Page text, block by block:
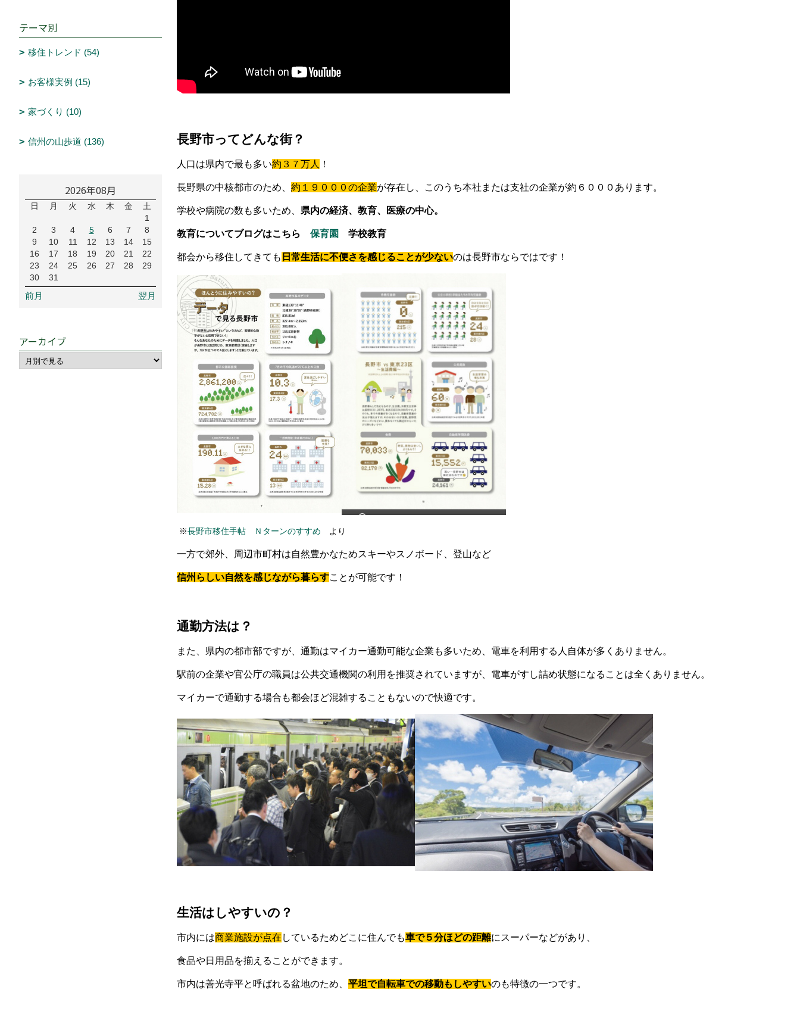
長野市ってどんな街？
人口は県内で最も多い約３７万人 ！
長野県の中核都市のため、 約１９０００の企業が存在し、このうち本社または支社の企業が約６０００あります。
学校や病院の数も多いため、 県内の経済、教育、医療の中心。
教育についてブログはこちら 保育園 学校教育
都会から移住してきても 日常生活に不便さを感じることが少ないのは長野市ならではです！
※長野市移住手帖 Ｎターンのすすめ より
一方で郊外、周辺市町村は自然豊かなためスキーやスノボード、登山など
信州らしい自然を感じながら暮らすことが可能です！
通勤方法は？
また、県内の都市部ですが、通勤はマイカー通勤可能な企業も多いため、電車を利用する人自体が多くありません。
駅前の企業や官公庁の職員は公共交通機関の利用を推奨されていますが、電車がすし詰め状態になることは全くありません。
マイカーで通勤する場合も都会ほど混雑することもないので快適です。
生活はしやすいの？
市内には商業施設が点在 しているためどこに住んでも車で５分ほどの距離にスーパーなどがあり、
食品や日用品を揃えることができます。
市内は善光寺平と呼ばれる盆地のため、 平坦で自転車での移動もしやすいのも特徴の一つです。
テーマ別
移住トレンド (54)
お客様実例 (15)
家づくり (10)
信州の山歩道 (136)
2026年08月
日 月 火 水 木 金
土
1
2
3 4 5 6 7
8
9
10 11 12 13 14
15
16
17 18 19 20 21
22
23
24 25 26 27 28
29
30
31
前月 翌月
アーカイブ